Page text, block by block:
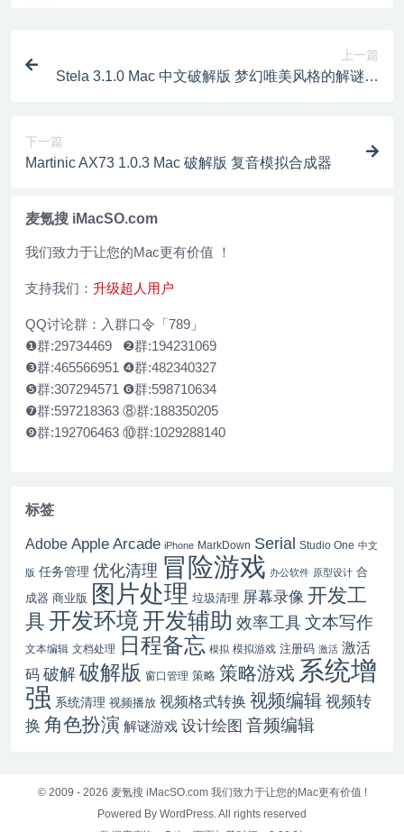
上一篇
Stela 3.1.0 Mac 中文破解版 梦幻唯美风格的解谜冒
下一篇
Martinic AX73 1.0.3 Mac 破解版 复音模拟合成器
麦氪搜 iMacSO.com
我们致力于让您的Mac更有价值 ！
支持我们： 升级超人用户
QQ讨论群：入群口令「789」
❶群:29734469 ❷群:194231069
❸群:465566951 ❹群:482340327
❺群:307294571 ❻群:598710634
❼群:597218363 ⑧群:188350205
❾群:192706463 ⑩群:1029288140
标签
Adobe Apple Arcade iPhone MarkDown Serial Studio One 中文
版 任务管理 优化清理 冒险游戏 办公软件 原型设计 合
成器 商业版 图片处理 垃圾清理 屏幕录像 开发工
具 开发环境开发辅助 效率工具 文本写作
文本编辑 文档处理 日程备忘 模拟 模拟游戏 注册码 激活 激活
码 破解破解版 窗口管理 策略 策略游戏 系统增
强 系统清理 视频播放 视频格式转换 视频编辑 视频转
换 角色扮演 解谜游戏 设计绘图 音频编辑
© 2009 - 2026 麦氪搜 iMacSO.com 我们致力于让您的Mac更有价值 !
Powered By WordPress. All rights reserved